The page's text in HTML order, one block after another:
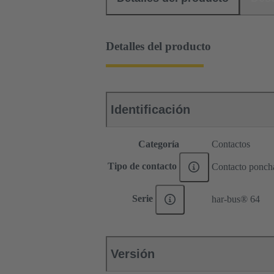
Detalles del producto
Identificación
Categoría Contactos
Tipo de contacto Contacto
Serie har-bus® 64
Versión